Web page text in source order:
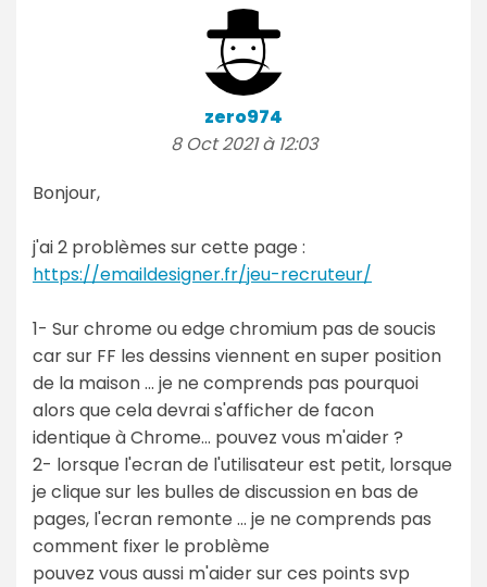
zero974
8 Oct 2021 à 12:03
Bonjour,
j'ai 2 problèmes sur cette page :
https://emaildesigner.fr/jeu-recruteur/
1- Sur chrome ou edge chromium pas de soucis
car sur FF les dessins viennent en super position
de la maison ... je ne comprends pas pourquoi
alors que cela devrai s'afficher de facon
identique à Chrome... pouvez vous m'aider ?
2- lorsque l'ecran de l'utilisateur est petit, lorsque
je clique sur les bulles de discussion en bas de
pages, l'ecran remonte ... je ne comprends pas
comment fixer le problème
pouvez vous aussi m'aider sur ces points svp